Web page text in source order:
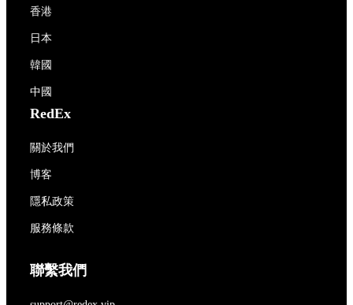
香港
日本
韓國
中國
RedEx
關於我們
博客
隱私政策
服務條款
聯繫我們